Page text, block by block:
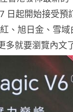
日起開始接受預
旭日金、雪域
多就要瀏覽內文